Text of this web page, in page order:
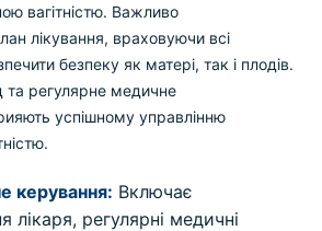
вагітністю. Важливо
лікування, враховуючи всі
безпеку як матері, так і плодів.
та регулярне медичне
успішному управлінню
керування: Включає
лікаря, регулярні медичні